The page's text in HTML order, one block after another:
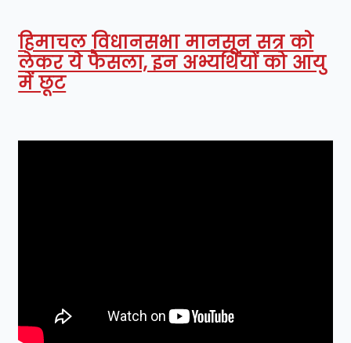
हिमाचल विधानसभा मानसून सत्र को
लेकर ये फैसला, इन अभ्यर्थियों को आयु
में छूट